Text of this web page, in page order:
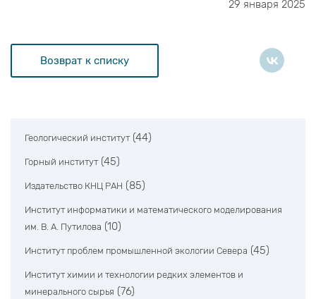
29 января 2025
Возврат к списку
Геологический институт (44)
Горный институт (45)
Издательство КНЦ РАН (85)
Институт информатики и математического моделирования
им. В. А. Путилова (10)
Институт проблем промышленной экологии Севера (45)
Институт химии и технологии редких элементов и
минерального сырья (76)